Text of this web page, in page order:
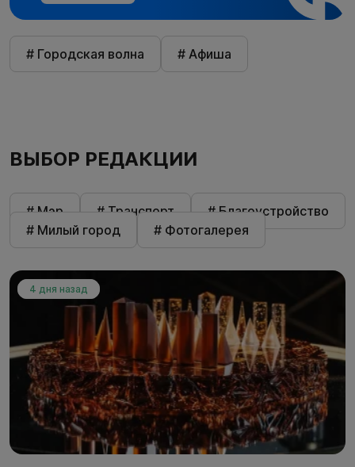
# Городская волна # Афиша
ВЫБОР РЕДАКЦИИ
# Мэр # Транспорт
# Благоустройство
# Милый город
# Фотогалерея
4 дня назад